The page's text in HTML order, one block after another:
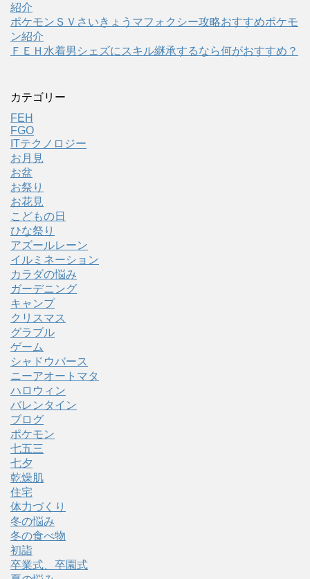
紹介
ポケモンＳＶさいきょうマフォクシー攻略おすすめポケモ
ン紹介
ＦＥＨ水着男シェズにスキル継承するなら何がおすすめ？
カテゴリー
FEH
FGO
ITテクノロジー
お月見
お盆
お祭り
お花見
こどもの日
ひな祭り
アズールレーン
イルミネーション
カラダの悩み
ガーデニング
キャンプ
クリスマス
グラブル
ゲーム
シャドウバース
ニーアオートマタ
ハロウィン
バレンタイン
ブログ
ポケモン
七五三
七夕
乾燥肌
住宅
体力づくり
冬の悩み
冬の食べ物
初詣
卒業式、卒園式